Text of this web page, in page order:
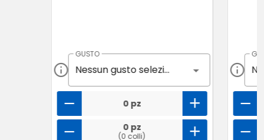
GUSTO
Nessun gusto selezionato
0 pz
0 pz
(0 colli)